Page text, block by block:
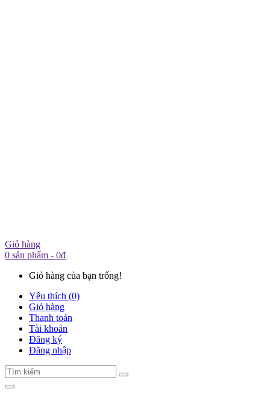
Giỏ hàng
0 sản phẩm - 0đ
Giỏ hàng của bạn trống!
Yêu thích (0)
Giỏ hàng
Thanh toán
Tài khoản
Đăng ký
Đăng nhập